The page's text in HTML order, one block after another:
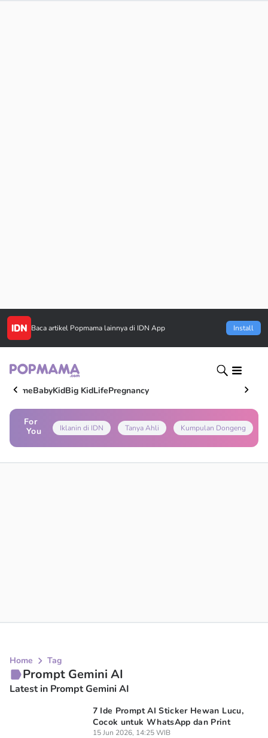
Baca artikel Popmama lainnya di IDN App Install
HomeBabyKidBig KidLifePregnancy
For
You
Iklanin di IDN Tanya Ahli Kumpulan Dongeng
Home Tag
Prompt Gemini AI
Latest in Prompt Gemini AI
7 Ide Prompt AI Sticker Hewan Lucu,
Cocok untuk WhatsApp dan Print
15 Jun 2026, 14:25 WIB